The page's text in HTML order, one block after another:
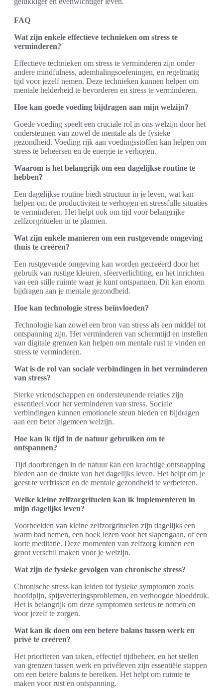
FAQ
Wat zijn enkele effectieve technieken om stress te
verminderen?
Effectieve technieken om stress te verminderen zijn onder
andere mindfulness, ademhalingsoefeningen, en regelmatig
tijd voor jezelf nemen. Deze technieken kunnen helpen om
mentale helderheid te bevorderen en stress te verminderen.
Hoe kan goede voeding bijdragen aan mijn welzijn?
Goede voeding speelt een cruciale rol in ons welzijn door het
ondersteunen van zowel de mentale als de fysieke
gezondheid. Voeding rijk aan voedingsstoffen kan helpen om
stress te beheersen en de energie te verhogen.
Waarom is het belangrijk om een dagelijkse routine te
hebben?
Een dagelijkse routine biedt structuur in je leven, wat kan
helpen om de productiviteit te verhogen en stressfulle situaties
te verminderen. Het helpt ook om tijd voor belangrijke
zelfzorgrituelen in te plannen.
Wat zijn enkele manieren om een rustgevende omgeving
thuis te creëren?
Een rustgevende omgeving kan worden gecreëerd door het
gebruik van rustige kleuren, sfeerverlichting, en het inrichten
van een stille ruimte waar je kunt ontspannen. Dit kan enorm
bijdragen aan je mentale gezondheid.
Hoe kan technologie stress beïnvloeden?
Technologie kan zowel een bron van stress als een middel tot
ontspanning zijn. Het verminderen van schermtijd en instellen
van digitale grenzen kan helpen om mentale rust te vinden en
stress te verminderen.
Wat is de rol van sociale verbindingen in het verminderen
van stress?
Sterke vriendschappen en ondersteunende relaties zijn
essentieel voor het verminderen van stress. Sociale
verbindingen kunnen emotionele steun bieden en bijdragen
aan een beter algemeen welzijn.
Hoe kan ik tijd in de natuur gebruiken om te
ontspannen?
Tijd doorbrengen in de natuur kan een krachtige ontsnapping
bieden aan de drukte van het dagelijks leven. Het helpt om je
geest te verfrissen en de mentale gezondheid te verbeteren.
Welke kleine zelfzorgrituelen kan ik implementeren in
mijn dagelijks leven?
Voorbeelden van kleine zelfzorgrituelen zijn dagelijks een
warm bad nemen, een boek lezen voor het slapengaan, of een
korte meditatie. Deze momenten van zelfzorg kunnen een
groot verschil maken voor je welzijn.
Wat zijn de fysieke gevolgen van chronische stress?
Chronische stress kan leiden tot fysieke symptomen zoals
hoofdpijn, spijsverteringsproblemen, en verhoogde bloeddruk.
Het is belangrijk om deze symptomen serieus te nemen en
voor jezelf te zorgen.
Wat kan ik doen om een betere balans tussen werk en
privé te creëren?
Het prioriteren van taken, effectief tijdbeheer, en het stellen
van grenzen tussen werk en privéleven zijn essentiële stappen
om een betere balans te bereiken. Het helpt om ruimte te
maken voor rust en ontspanning.